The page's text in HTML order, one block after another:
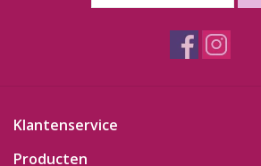
Klantenservice
Producten